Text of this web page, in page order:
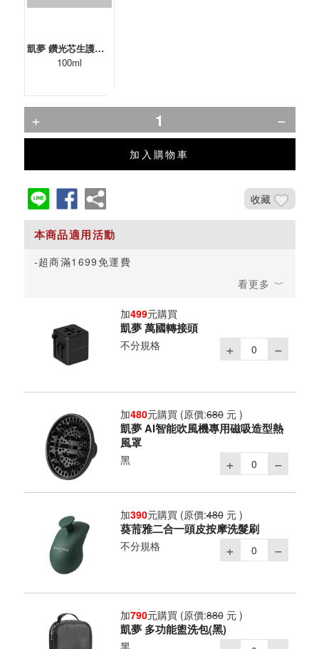
凱夢 鑽光芯生護髮油(保濕)
100ml
加入購物車
收藏
超商滿1699免運費
加499元購買
凱夢 萬國轉接頭
不分規格
加480元購買 (原價:680元 )
凱夢 AI智能吹風機專用磁吸造型熱
風罩
黑
加390元購買 (原價:480元 )
葵荋雅二合一頭皮按摩洗髮刷
不分規格
加790元購買 (原價:880元 )
凱夢 多功能盥洗包(黑)
黑